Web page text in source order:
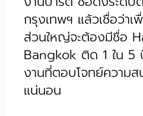
กรุงเทพฯ แล้วเชื่อว่า
ส่วนใหญ่จะต้องมีชื่อ
Bangkok ติด 1 ใน
งานที่ตอบโจทย์ความ
แน่นอน